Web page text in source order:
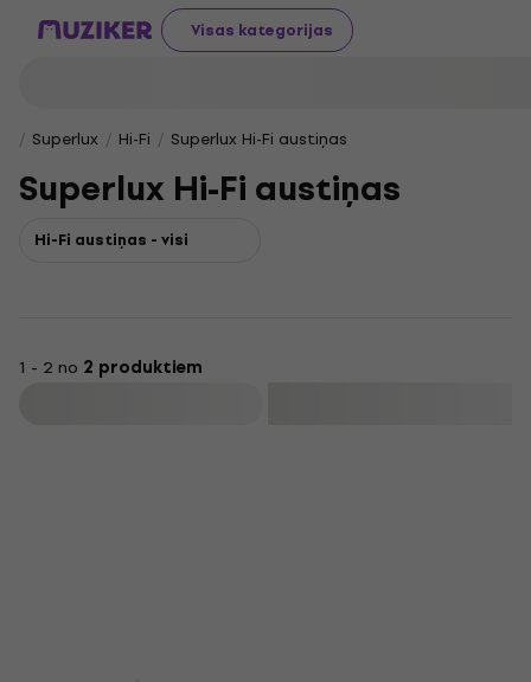
Visas kategorijas
Superlux Hi-Fi Superlux Hi-Fi austiņas
Superlux Hi-Fi austiņas
Hi-Fi austiņas - visi
1 - 2 no 2 produktiem